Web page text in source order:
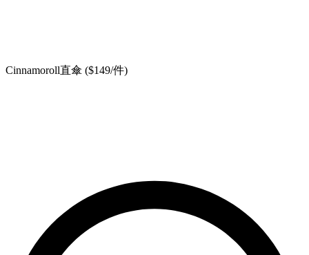
Cinnamoroll直傘 ($149/件)